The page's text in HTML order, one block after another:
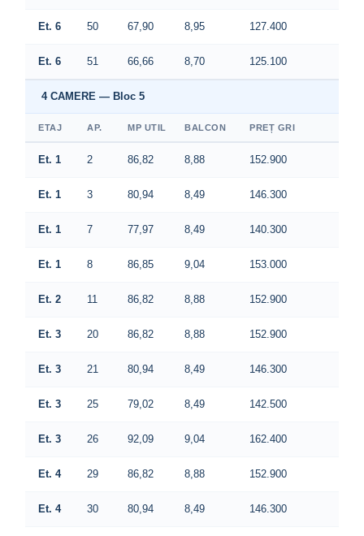
Et. 6 50 67,90 8,95 127.400
Et. 6 51 66,66 8,70 125.100
4 CAMERE — Bloc 5
ETAJ AP. MP UTIL BALCON PREȚ GRI
Et. 1 2 86,82 8,88 152.900
Et. 1 3 80,94 8,49 146.300
Et. 1 7 77,97 8,49 140.300
Et. 1 8 86,85 9,04 153.000
Et. 2 11 86,82 8,88 152.900
Et. 3 20 86,82 8,88 152.900
Et. 3 21 80,94 8,49 146.300
Et. 3 25 79,02 8,49 142.500
Et. 3 26 92,09 9,04 162.400
Et. 4 29 86,82 8,88 152.900
Et. 4 30 80,94 8,49 146.300